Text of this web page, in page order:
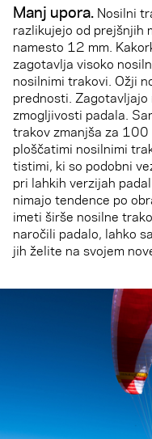
Manj upora. Nosilni
razlikujejo od prejšnjih
namesto 12 mm.
zagotavlja visoko
nosilnimi trakovi. Ožji
prednosti. Zagotavljajo
zmogljivosti padala.
trakov zmanjša za 100
ploščatimi nosilnimi
tistimi, ki so podobni
pri lahkih verzijah
nimajo tendence po
imeti širše nosilne
naročili padalo, lahko
jih želite na svojem